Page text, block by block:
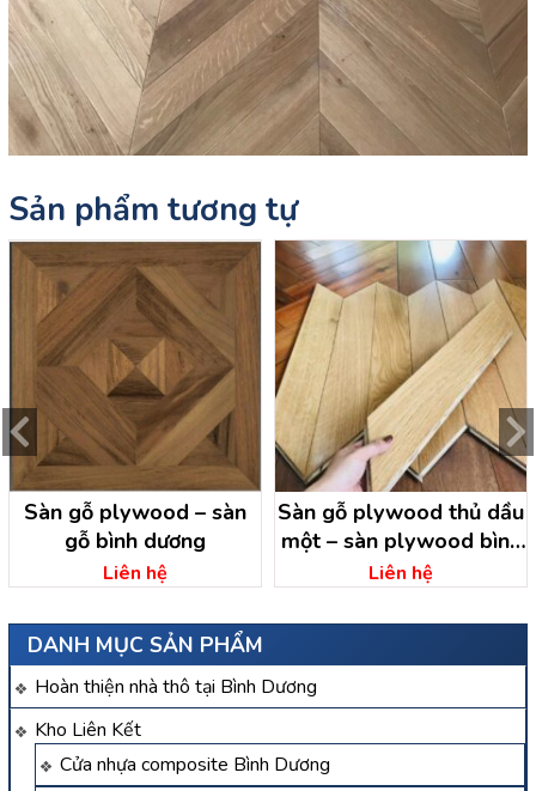
DANH MỤC SẢN PHẨM
Hoàn thiện nhà thô tại Bình Dương
Kho Liên Kết
Cửa nhựa composite Bình Dương
Sản phẩm tương tự
Sàn gỗ plywood – sàn
gỗ bình dương
Liên hệ
Sàn gỗ plywood thủ dầu
một – sàn plywood bình
dương
Liên hệ